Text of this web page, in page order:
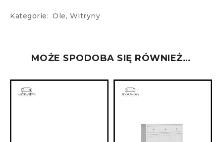
Kategorie: Ole, Witryny
MOŻE SPODOBA SIĘ RÓWNIEŻ…